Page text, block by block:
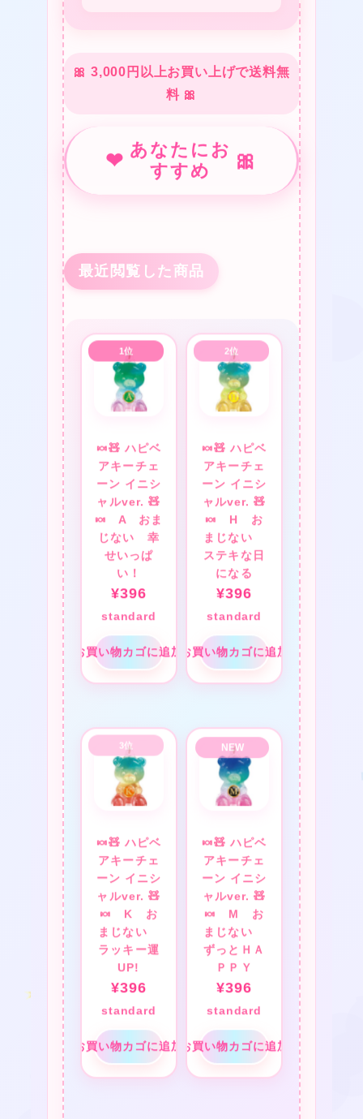
🎀 3,000円以上お買い上げで送料無
料 🎀
❤ あなたにお
すすめ
🎀
最近閲覧した商品
🍬🧸 ハピベ
アキーチェ
ーン イニシ
ャルver. 🧸
🍬 A おま
じない 幸
せいっぱ
い！
¥396
standard
お買い物カゴに追加
🍬🧸 ハピベ
アキーチェ
ーン イニシ
ャルver. 🧸
🍬 H お
まじない
ステキな日
になる
¥396
standard
お買い物カゴに追加
🍬🧸 ハピベ
アキーチェ
ーン イニシ
ャルver. 🧸
🍬 K お
まじない
ラッキー運
UP!
¥396
standard
お買い物カゴに追加
🍬🧸 ハピベ
アキーチェ
ーン イニシ
ャルver. 🧸
🍬 M お
まじない
ずっとＨＡ
ＰＰＹ
¥396
standard
お買い物カゴに追加
★
★
❤
★
★